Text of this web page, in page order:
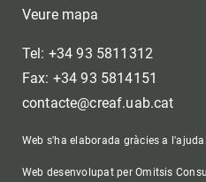
Veure mapa
Tel: +34 93 5811312
Fax: +34 93 5814151
contacte@creaf.uab.cat
Web s'ha elaborada gràcies a
Web desenvolupat per Omitsis